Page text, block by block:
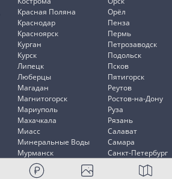
Красная Поляна
Краснодар
Красноярск
Курган
Курск
Липецк
Люберцы
Магадан
Магнитогорск
Мариуполь
Махачкала
Миасс
Минеральные Воды
Мурманск
Мытищи
Орёл
Пенза
Пермь
Петрозаводск
Подольск
Псков
Пятигорск
Реутов
Ростов-на-Дону
Руза
Рязань
Салават
Самара
Санкт-Петербург